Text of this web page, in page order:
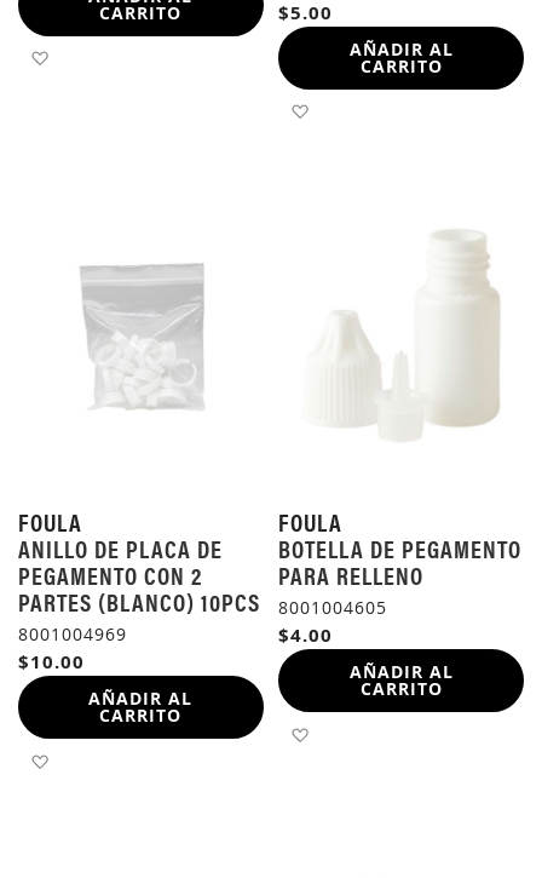
CARRITO
AÑADIR A LA LISTA DE DESEOS
$5.00
AÑADIR AL
CARRITO
FOULA
ANILLO DE PLACA DE
PEGAMENTO CON 2
PARTES (BLANCO) 10PCS
8001004969
$10.00
AÑADIR AL
CARRITO
FOULA
BOTELLA DE PEGAMENTO
PARA RELLENO
8001004605
$4.00
AÑADIR AL
CARRITO